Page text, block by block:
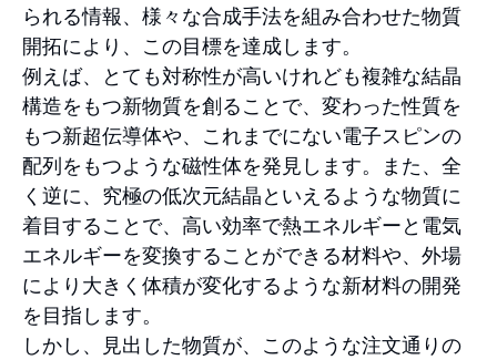
られる情報、様々な合成手法を組み合わせた物質
開拓により、この目標を達成します。
例えば、とても対称性が高いけれども複雑な結晶
構造をもつ新物質を創ることで、変わった性質を
もつ新超伝導体や、これまでにない電子スピンの
配列をもつような磁性体を発見します。また、全
く逆に、究極の低次元結晶といえるような物質に
着目することで、高い効率で熱エネルギーと電気
エネルギーを変換することができる材料や、外場
により大きく体積が変化するような新材料の開発
を目指します。
しかし、見出した物質が、このような注文通りの